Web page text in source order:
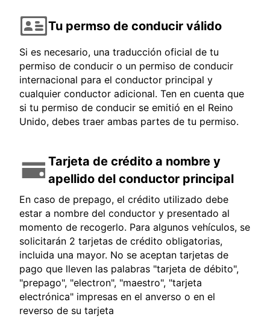
Tu permso de conducir válido
Si es necesario, una traducción oficial de tu
permiso de conducir o un permiso de conducir
internacional para el conductor principal y
cualquier conductor adicional. Ten en cuenta que
si tu permiso de conducir se emitió en el Reino
Unido, debes traer ambas partes de tu permiso.
Tarjeta de crédito a nombre y
apellido del conductor principal
En caso de prepago, el crédito utilizado debe
estar a nombre del conductor y presentado al
momento de recogerlo. Para algunos vehículos, se
solicitarán 2 tarjetas de crédito obligatorias,
incluida una mayor. No se aceptan tarjetas de
pago que lleven las palabras "tarjeta de débito",
"prepago", "electron", "maestro", "tarjeta
electrónica" impresas en el anverso o en el
reverso de su tarjeta